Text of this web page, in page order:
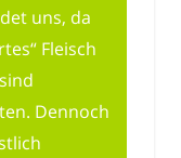
uns, da
Fleisch
Dennoch